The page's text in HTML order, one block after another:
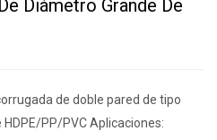
Diámetro Grande De
de doble pared de tipo
PP/PVC Aplicaciones: